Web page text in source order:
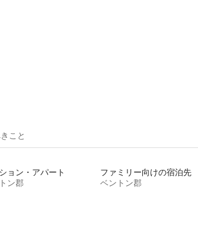
平均評価
こと
ョン・アパート
ン郡
ファミリー向けの宿泊先
ベントン郡